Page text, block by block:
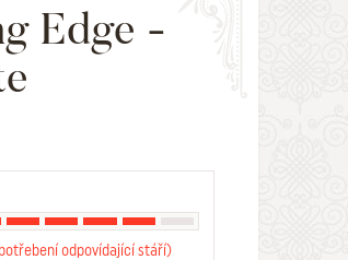
Edge -
odpovídající stáří)